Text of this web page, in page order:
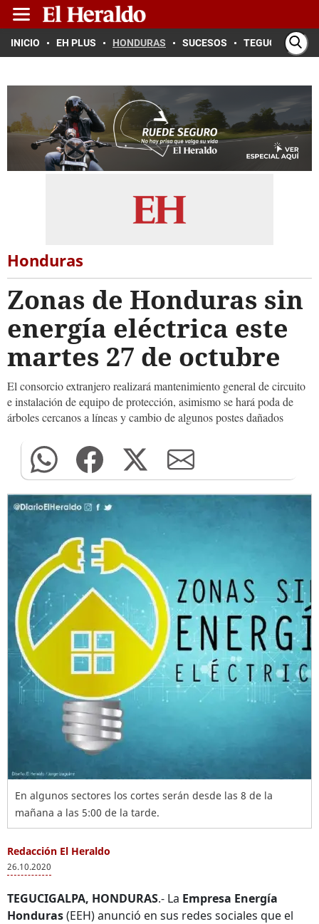
INICIO EH PLUS HONDURAS SUCESOS TEGUCIGALPA
Honduras
Zonas de Honduras sin
energía eléctrica este
martes 27 de octubre
El consorcio extranjero realizará mantenimiento general de circuito
e instalación de equipo de protección, asimismo se hará poda de
árboles cercanos a líneas y cambio de algunos postes dañados
En algunos sectores los cortes serán desde las 8 de la
mañana a las 5:00 de la tarde.
Redacción El Heraldo
26.10.2020
TEGUCIGALPA, HONDURAS.- La Empresa Energía
Honduras(EEH) anunció en sus redes sociales que el